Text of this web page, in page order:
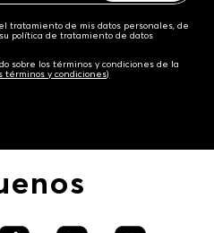
el tratamiento de mis datos personales, de
política de tratamiento de datos
sobre los términos y condiciones de la
términos y condiciones)